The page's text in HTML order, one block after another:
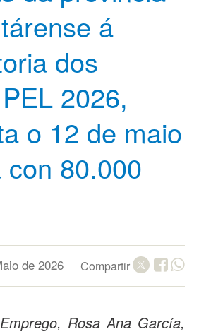
á
dos
2026,
o 12 de maio
80.000
de 2026 Compartir
Rosa Ana García,